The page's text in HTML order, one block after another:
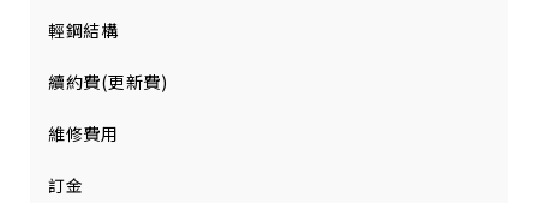
輕鋼結構
續約費(更新費)
維修費用
訂金